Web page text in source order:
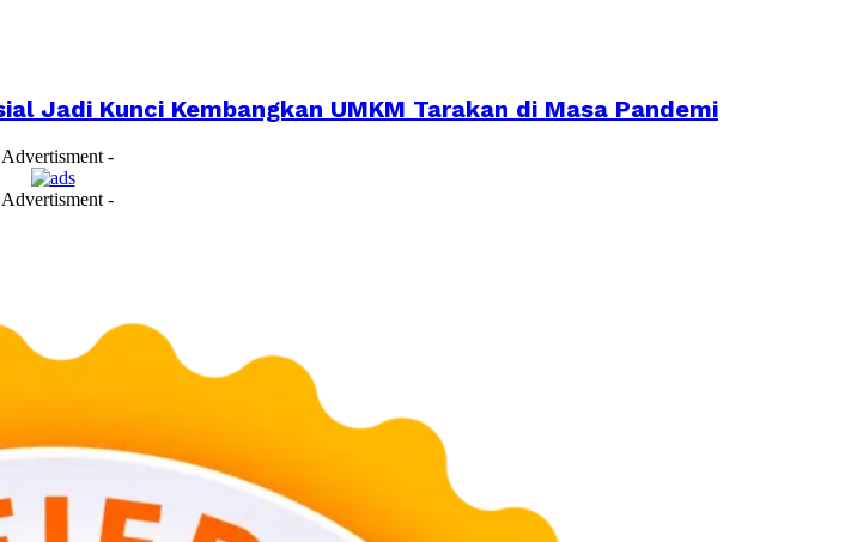
Jadi Kunci Kembangkan UMKM Tarakan di Masa Pandemi
-
-